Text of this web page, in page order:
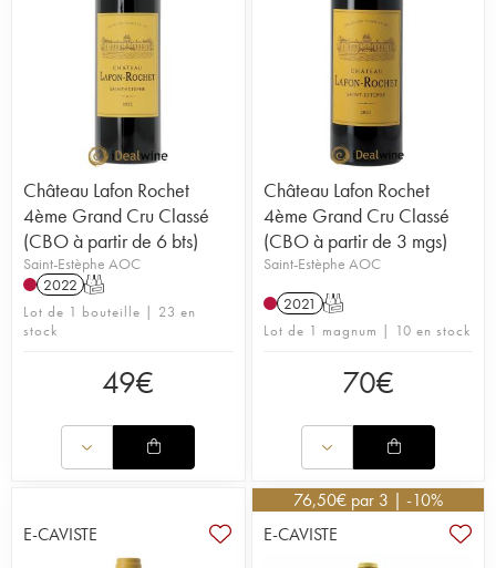
Château Lafon Rochet
4ème Grand Cru Classé
(CBO à partir de 6 bts)
Saint-Estèphe AOC
2022 T
Lot de 1 bouteille | 23 en
stock
49€
Château Lafon Rochet
4ème Grand Cru Classé
(CBO à partir de 3 mgs)
Saint-Estèphe AOC
2021 T
Lot de 1 magnum | 10 en stock
70€
E-CAVISTE
76,50€ par 3 | -10%
E-CAVISTE